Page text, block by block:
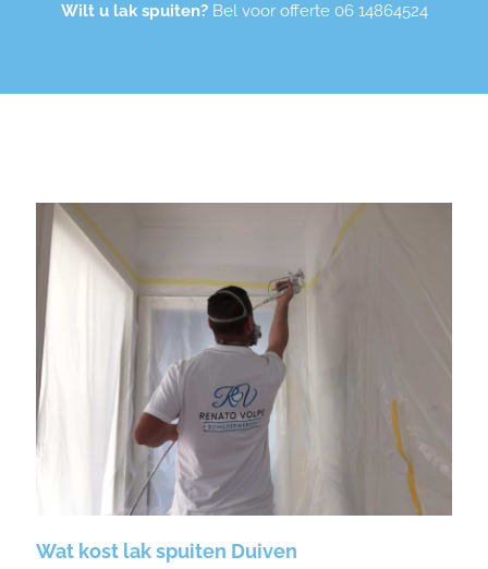
Wilt u lak spuiten?Bel voor offerte 06 14864524
Wat kost lak spuiten Duiven